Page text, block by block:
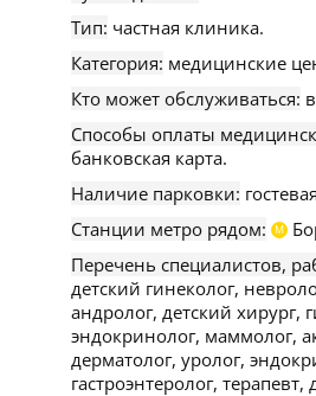
Тип: частная клиника.
Категория: медицинские
Кто может обслуживаться:
Способы оплаты
банковская карта.
Наличие парковки:
Станции метро рядом:
М
Перечень специалистов,
детский гинеколог,
андролог, детский хирург,
эндокринолог, маммолог,
дерматолог, уролог,
гастроэнтеролог,